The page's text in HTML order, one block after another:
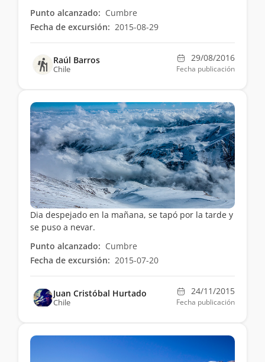
Punto alcanzado: Cumbre
Fecha de excursión: 2015-08-29
Raúl Barros
Chile
29/08/2016
Fecha publicación
Dia despejado en la mañana, se tapó por la tarde y
se puso a nevar.
Punto alcanzado: Cumbre
Fecha de excursión: 2015-07-20
Juan Cristóbal Hurtado
Chile
24/11/2015
Fecha publicación